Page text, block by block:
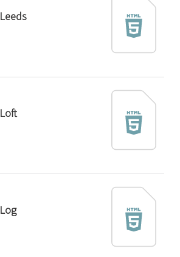
Leeds
Loft
Log